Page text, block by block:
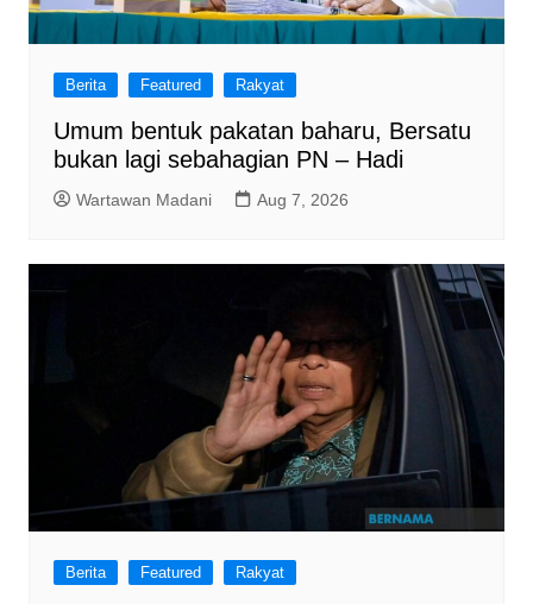
Berita Featured Rakyat
Umum bentuk pakatan baharu, Bersatu
bukan lagi sebahagian PN – Hadi
Wartawan Madani Aug 7, 2026
Berita Featured Rakyat